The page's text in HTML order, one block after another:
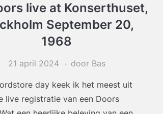
live at Konserthuset,
September 20,
1968
21 april 2024 door Bas
day keek ik het meest uit
live registratie van een Doors